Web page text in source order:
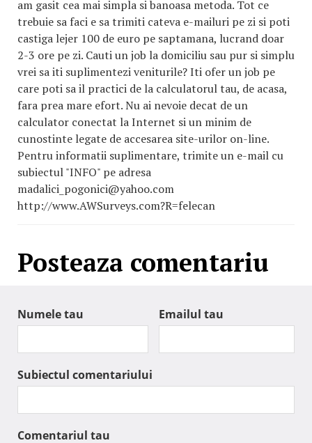
am gasit cea mai simpla si banoasa metoda. Tot ce
trebuie sa faci e sa trimiti cateva e-mailuri pe zi si poti
castiga lejer 100 de euro pe saptamana, lucrand doar
2-3 ore pe zi. Cauti un job la domiciliu sau pur si simplu
vrei sa iti suplimentezi veniturile? Iti ofer un job pe
care poti sa il practici de la calculatorul tau, de acasa,
fara prea mare efort. Nu ai nevoie decat de un
calculator conectat la Internet si un minim de
cunostinte legate de accesarea site-urilor on-line.
Pentru informatii suplimentare, trimite un e-mail cu
subiectul "INFO" pe adresa
madalici_pogonici@yahoo.com
http://www.AWSurveys.com?R=felecan
Posteaza comentariu
Numele tau Emailul tau
Subiectul comentariului
Comentariul tau